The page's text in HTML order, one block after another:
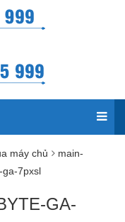
máy chủ
main-
ga-7pxsl
GA-